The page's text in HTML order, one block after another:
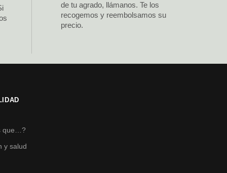
de tu agrado, llámanos. Te los
recogemos y reembolsamos su
precio.
que…?
y salud